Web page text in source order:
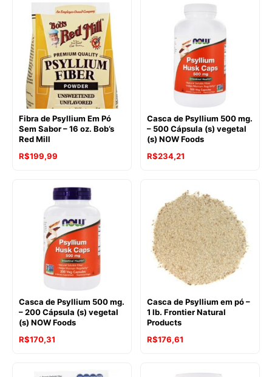
Fibra de Psyllium Em Pó
Sem Sabor – 16 oz. Bob’s
Red Mill
R$199,99
Casca de Psyllium 500 mg.
– 500 Cápsula (s) vegetal
(s) NOW Foods
O
R$341,39.
R$234,21
é:
R$234,21.
Casca de Psyllium 500 mg.
– 200 Cápsula (s) vegetal
(s) NOW Foods
O
R$170,31
Casca de Psyllium em pó –
1 lb. Frontier Natural
Products
R$176,61